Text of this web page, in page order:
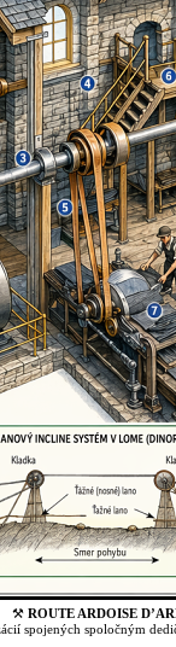
⚒ ROUTE ARDOISE
spojených spoločným